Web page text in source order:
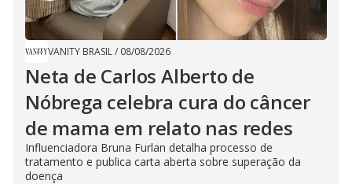
VANITY BRASIL/ 08/08/2026
Neta de Carlos Alberto de
Nóbrega celebra cura do câncer
de mama em relato nas redes
Influenciadora Bruna Furlan detalha processo de
tratamento e publica carta aberta sobre superação da
doença